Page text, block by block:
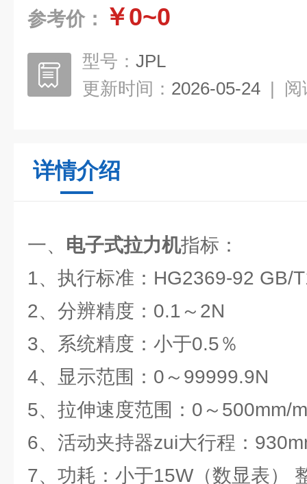
参考价： ￥0~0
型号： JPL
更新时间： 2026-05-24 | 阅
详情介绍
一、 电子式拉力机指标：
1、执行标准：HG2369-92 GB/
2、分辨精度：0.1～2N
3、系统精度：小于0.5％
4、显示范围：0～99999.9N
5、拉伸速度范围：0～500mm/
6、活动夹持器zui大行程：
7、功耗：小于15W（数显表）